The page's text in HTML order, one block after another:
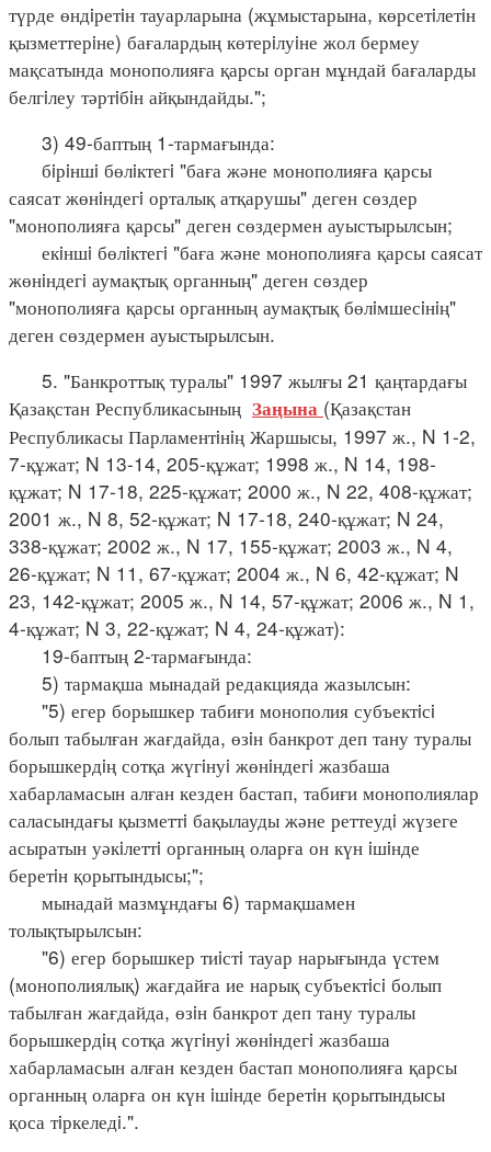
түрде өндiретiн тауарларына (жұмыстарына, көрсетiлетiн
қызметтерiне) бағалардың көтерiлуiне жол бермеу
мақсатында монополияға қарсы орган мұндай бағаларды
белгiлеу тәртiбiн айқындайды.";
3) 49-баптың 1-тармағында:
бiрiншi бөлiктегi "баға және монополияға қарсы
саясат жөнiндегi орталық атқарушы" деген сөздер
"монополияға қарсы" деген сөздермен ауыстырылсын;
екiншi бөлiктегi "баға және монополияға қарсы саясат
жөнiндегi аумақтық органның" деген сөздер
"монополияға қарсы органның аумақтық бөлiмшесiнiң"
деген сөздермен ауыстырылсын.
5. "Банкроттық туралы" 1997 жылғы 21 қаңтардағы
Қазақстан Республикасының Заңына (Қазақстан
Республикасы Парламентiнiң Жаршысы, 1997 ж., N 1-2,
7-құжат; N 13-14, 205-құжат; 1998 ж., N 14, 198-
құжат; N 17-18, 225-құжат; 2000 ж., N 22, 408-құжат;
2001 ж., N 8, 52-құжат; N 17-18, 240-құжат; N 24,
338-құжат; 2002 ж., N 17, 155-құжат; 2003 ж., N 4,
26-құжат; N 11, 67-құжат; 2004 ж., N 6, 42-құжат; N
23, 142-құжат; 2005 ж., N 14, 57-құжат; 2006 ж., N 1,
4-құжат; N 3, 22-құжат; N 4, 24-құжат):
19-баптың 2-тармағында:
5) тармақша мынадай редакцияда жазылсын:
"5) егер борышкер табиғи монополия субъектiсi
болып табылған жағдайда, өзiн банкрот деп тану туралы
борышкердiң сотқа жүгiнуi жөнiндегi жазбаша
хабарламасын алған кезден бастап, табиғи монополиялар
саласындағы қызметтi бақылауды және реттеудi жүзеге
асыратын уәкiлеттi органның оларға он күн iшiнде
беретiн қорытындысы;";
мынадай мазмұндағы 6) тармақшамен
толықтырылсын:
"6) егер борышкер тиiстi тауар нарығында үстем
(монополиялық) жағдайға ие нарық субъектiсi болып
табылған жағдайда, өзiн банкрот деп тану туралы
борышкердiң сотқа жүгiнуi жөнiндегi жазбаша
хабарламасын алған кезден бастап монополияға қарсы
органның оларға он күн iшiнде беретiн қорытындысы
қоса тiркеледi.".